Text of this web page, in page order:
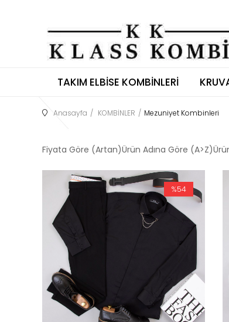
TAKIM ELBISE KOMBINLERI
Anasayfa KOMBİNLER Mezuniyet Kombinleri
Fiyata Göre (Artan)Ürün Adına Göre (A>Z)
%54